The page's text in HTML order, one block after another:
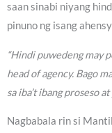
saan sinabi niyang
pinuno ng isang
“Hindi puwedeng may
head of agency. Bago
sa iba’t ibang proseso at
Nagbabala rin si